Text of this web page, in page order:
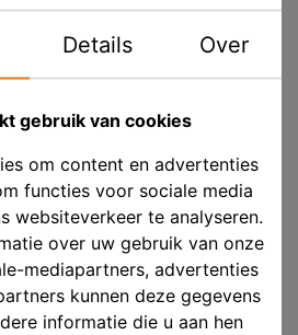
Op voorraad
p/st
Details Over
gebruik van cookies
om content en advertenties
functies voor sociale media
websiteverkeer te analyseren.
over uw gebruik van onze
mediapartners, advertenties
kunnen deze gegevens
informatie die u aan hen